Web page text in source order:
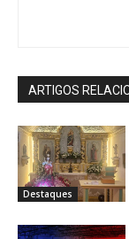
ARTIGOS
Destaques